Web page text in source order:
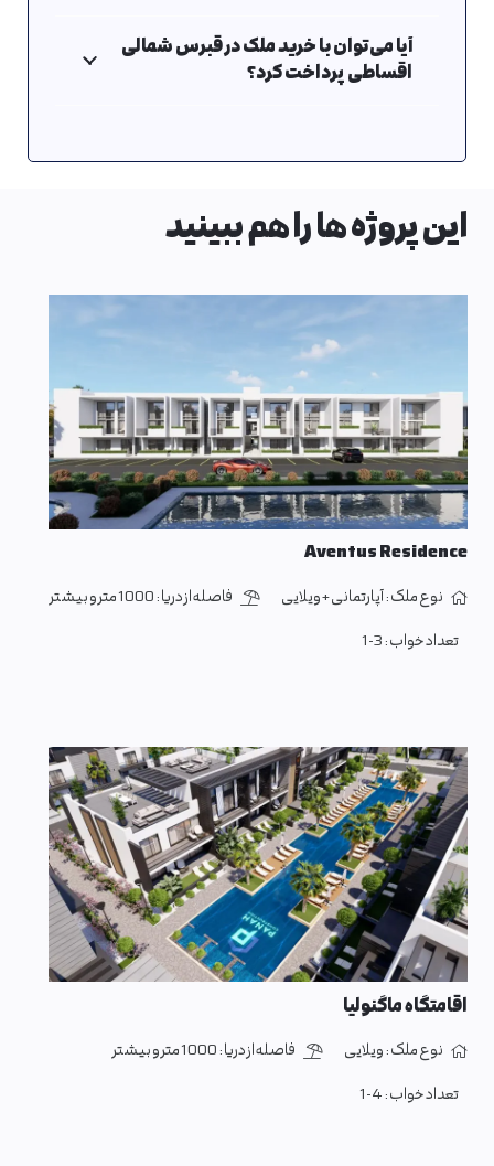
آیا می‌توان با خرید ملک در قبرس شمالی
اقساطی پرداخت کرد؟
این پروژه ها را هم ببینید
Aventus Residence
نوع ملک :آپارتمانی + ویلایی فاصله از دریا :1000 متر و بیشتر
تعداد خواب :1-3
اقامتگاه ماگنولیا
نوع ملک :ویلایی فاصله از دریا :1000 متر و بیشتر
تعداد خواب :1-4